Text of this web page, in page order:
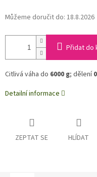
Můžeme doručit do: 18.8.2026
Přidat do
Citlivá váha do 6000 g; dělení
Detailní informace
ZEPTAT SE HLÍDAT